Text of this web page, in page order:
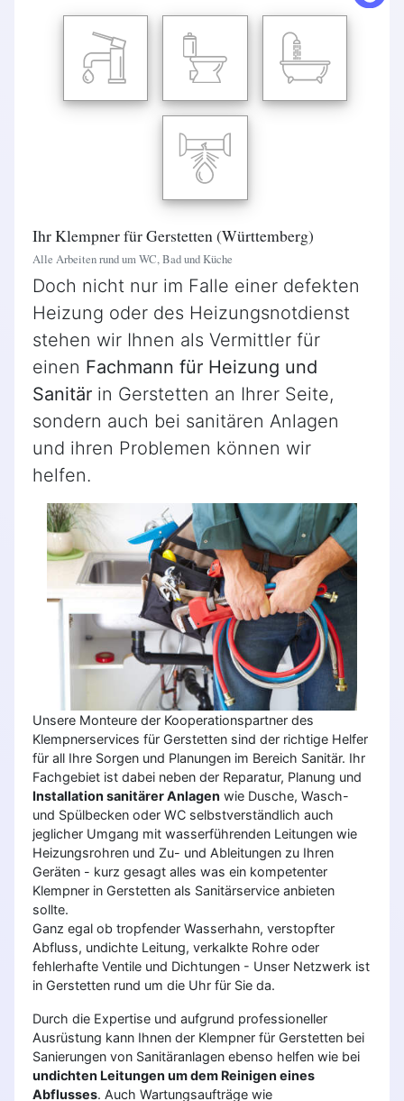
Ihr Klempner für Gerstetten (Württemberg)
Alle Arbeiten rund um WC, Bad und Küche
Doch nicht nur im Falle einer defekten
Heizung oder des Heizungsnotdienst
stehen wir Ihnen als Vermittler für
einen Fachmann für Heizung und
Sanitär in Gerstetten an Ihrer Seite,
sondern auch bei sanitären Anlagen
und ihren Problemen können wir
helfen.
Unsere Monteure der Kooperationspartner des
Klempnerservices für Gerstetten sind der richtige Helfer
für all Ihre Sorgen und Planungen im Bereich Sanitär. Ihr
Fachgebiet ist dabei neben der Reparatur, Planung und
Installation sanitärer Anlagen wie Dusche, Wasch-
und Spülbecken oder WC selbstverständlich auch
jeglicher Umgang mit wasserführenden Leitungen wie
Heizungsrohren und Zu- und Ableitungen zu Ihren
Geräten - kurz gesagt alles was ein kompetenter
Klempner in Gerstetten als Sanitärservice anbieten
sollte.
Ganz egal ob tropfender Wasserhahn, verstopfter
Abfluss, undichte Leitung, verkalkte Rohre oder
fehlerhafte Ventile und Dichtungen - Unser Netzwerk ist
in Gerstetten rund um die Uhr für Sie da.
Durch die Expertise und aufgrund professioneller
Ausrüstung kann Ihnen der Klempner für Gerstetten bei
Sanierungen von Sanitäranlagen ebenso helfen wie bei
undichten Leitungen um dem Reinigen eines
Abflusses. Auch Wartungsaufträge wie